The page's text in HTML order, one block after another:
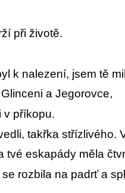
při životě.
k nalezení, jsem tě
a Jegorovce,
v příkopu.
takřka střízlivého.
tvé eskapády měla
rozbila na padrť a